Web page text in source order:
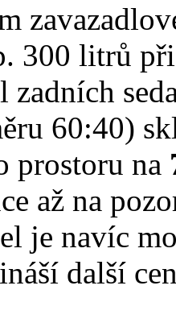
300 litrů
zadních
60:40)
prostoru na
až na
je navíc
další